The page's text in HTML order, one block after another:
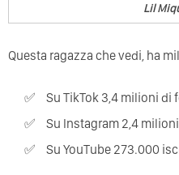
Lil
Questa ragazza che vedi, ha
Su TikTok 3,4 milioni di
Su Instagram 2,4
Su YouTube 273.000